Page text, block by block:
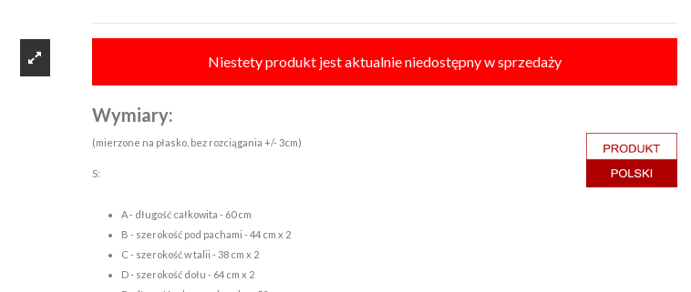
Niestety produkt jest aktualnie niedostępny w sprzedaży
Wymiary:
(mierzone na płasko, bez rozciągania +/- 3cm)
S:
A - długość całkowita - 60 cm
B - szerokość pod pachami - 44 cm x 2
C - szerokość w talii - 38 cm x 2
D - szerokość dołu - 64 cm x 2